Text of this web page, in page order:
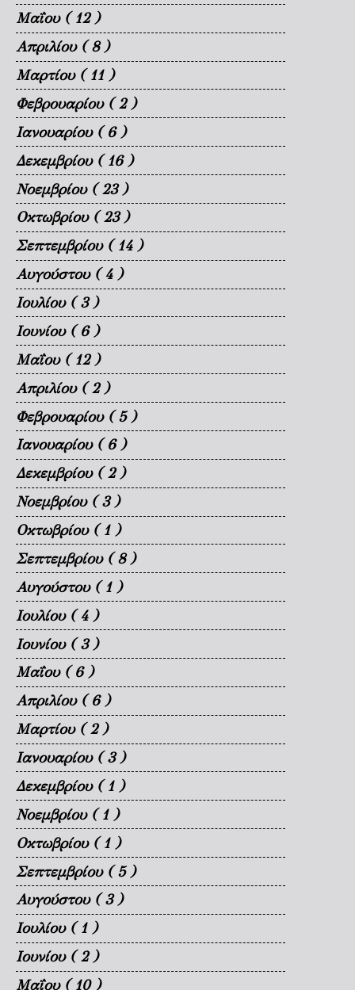
Μαΐου ( 12 )
Απριλίου ( 8 )
Μαρτίου ( 11 )
Φεβρουαρίου ( 2 )
Ιανουαρίου ( 6 )
Δεκεμβρίου ( 16 )
Νοεμβρίου ( 23 )
Οκτωβρίου ( 23 )
Σεπτεμβρίου ( 14 )
Αυγούστου ( 4 )
Ιουλίου ( 3 )
Ιουνίου ( 6 )
Μαΐου ( 12 )
Απριλίου ( 2 )
Φεβρουαρίου ( 5 )
Ιανουαρίου ( 6 )
Δεκεμβρίου ( 2 )
Νοεμβρίου ( 3 )
Οκτωβρίου ( 1 )
Σεπτεμβρίου ( 8 )
Αυγούστου ( 1 )
Ιουλίου ( 4 )
Ιουνίου ( 3 )
Μαΐου ( 6 )
Απριλίου ( 6 )
Μαρτίου ( 2 )
Ιανουαρίου ( 3 )
Δεκεμβρίου ( 1 )
Νοεμβρίου ( 1 )
Οκτωβρίου ( 1 )
Σεπτεμβρίου ( 5 )
Αυγούστου ( 3 )
Ιουλίου ( 1 )
Ιουνίου ( 2 )
Μαΐου ( 10 )